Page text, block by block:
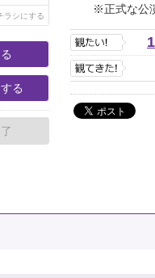
ラシにする
る
※正式な公